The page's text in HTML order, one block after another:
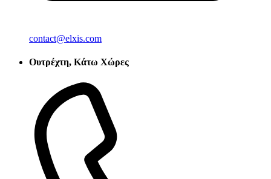
contact@elxis.com
Ουτρέχτη, Κάτω Χώρες